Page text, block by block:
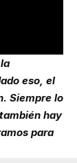
eso, el
Siempre lo
hay
para